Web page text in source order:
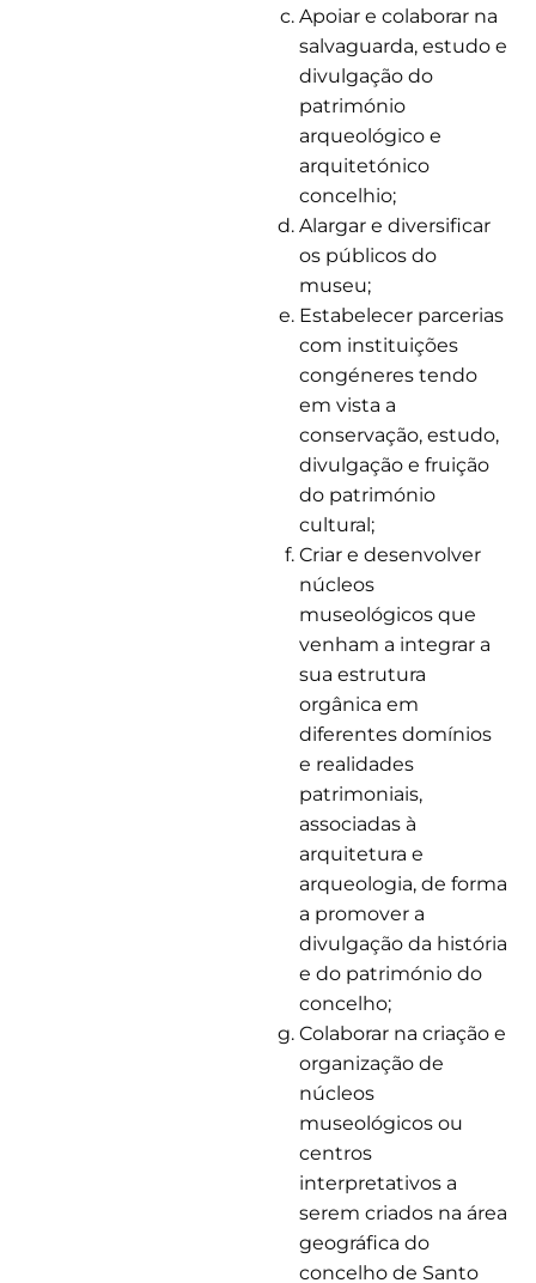
Apoiar e colaborar na
salvaguarda, estudo e
divulgação do
património
arqueológico e
arquitetónico
concelhio;
Alargar e diversificar
os públicos do
museu;
Estabelecer parcerias
com instituições
congéneres tendo
em vista a
conservação, estudo,
divulgação e fruição
do património
cultural;
Criar e desenvolver
núcleos
museológicos que
venham a integrar a
sua estrutura
orgânica em
diferentes domínios
e realidades
patrimoniais,
associadas à
arquitetura e
arqueologia, de forma
a promover a
divulgação da história
e do património do
concelho;
Colaborar na criação e
organização de
núcleos
museológicos ou
centros
interpretativos a
serem criados na área
geográfica do
concelho de Santo